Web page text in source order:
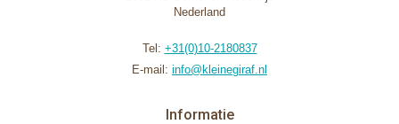
Nederland
Tel: +31(0)10-2180837
E-mail: info@kleinegiraf.nl
Informatie